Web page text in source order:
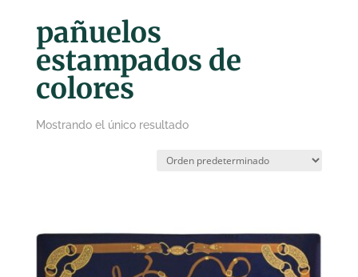
pañuelos
estampados de
colores
Mostrando el único resultado